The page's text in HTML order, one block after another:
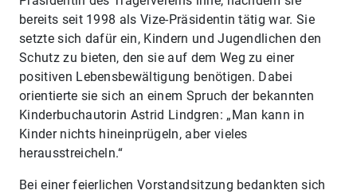
bereits seit 1998 als Vize-Präsidentin tätig war. Sie
setzte sich dafür ein, Kindern und Jugendlichen den
Schutz zu bieten, den sie auf dem Weg zu einer
positiven Lebensbewältigung benötigen. Dabei
orientierte sie sich an einem Spruch der bekannten
Kinderbuchautorin Astrid Lindgren: „Man kann in
Kinder nichts hineinprügeln, aber vieles
herausstreicheln.“
Bei einer feierlichen Vorstandsitzung bedankten sich